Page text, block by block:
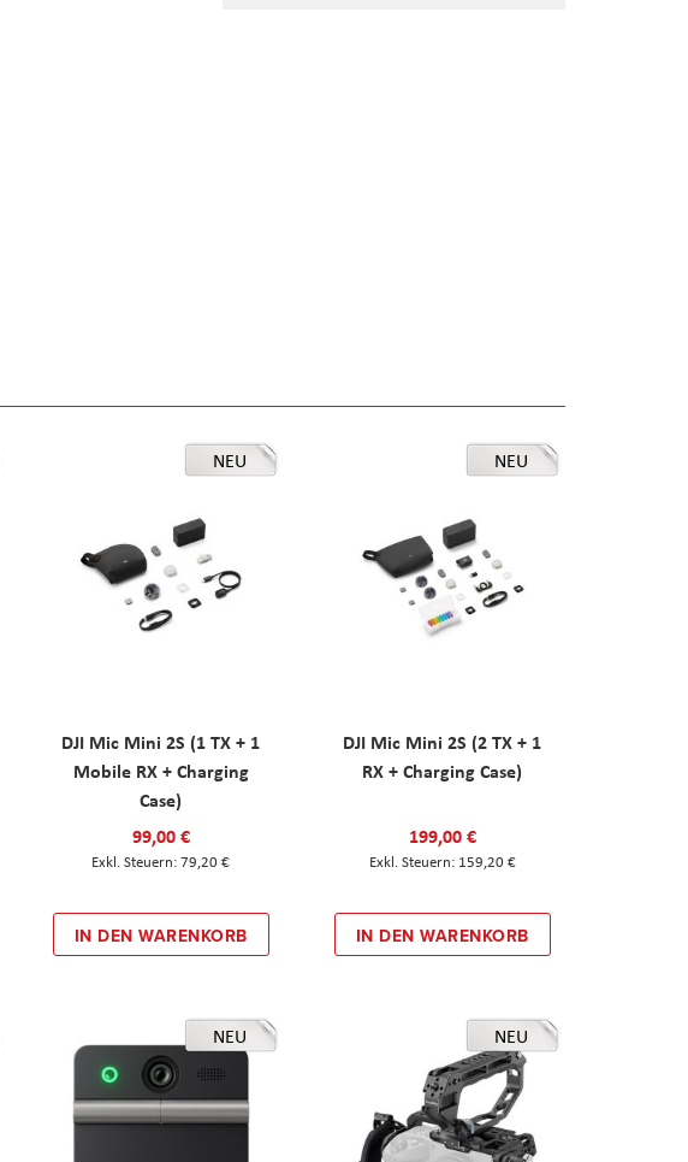
NEU
DJI Mic Mini 2S (1 TX + 1
Mobile RX + Charging
Case)
99,00 €
79,20 €
IN DEN WARENKORB
NEU
DJI Mic Mini 2S (2 TX + 1
RX + Charging Case)
199,00 €
159,20 €
IN DEN WARENKORB
NEU NEU